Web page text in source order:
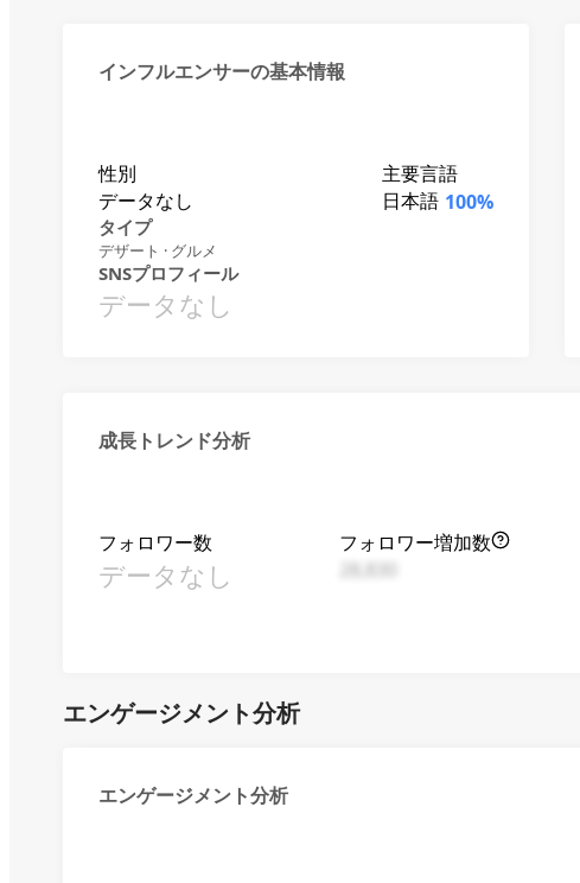
インフルエンサーの基本情報
性別
データなし
主要言語
日本語 100%
タイプ
デザート · グルメ
SNSプロフィール
データなし
成長トレンド分析
フォロワー数
データなし
フォロワー増加数
エンゲージメント分析
エンゲージメント分析